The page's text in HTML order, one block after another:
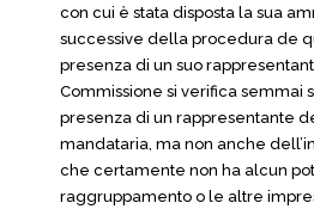
con cui è stata disposta la sua
successive della procedura de
presenza di un suo
Commissione si verifica semmai
presenza di un rappresentante
mandataria, ma non anche
che certamente non ha alcun
raggruppamento o le altre